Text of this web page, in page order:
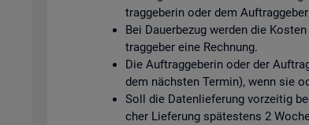
trag­ge­be­rin oder dem
Bei Dau­er­be­zug wer­den die
trag­ge­ber eine Rech­nung.
Die Auf­trag­ge­be­rin oder der
dem nächs­ten Ter­min), wenn sie
Soll die Da­ten­lie­fe­rung vor­zei­tig
cher Lie­fe­rung spä­tes­tens 2